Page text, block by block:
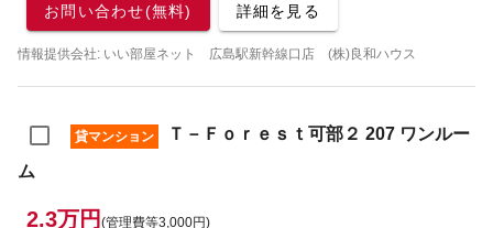
お問い合わせ(無料) 詳細を見る
情報提供会社: いい部屋ネット 広島駅新幹線口店 (株)良和ハウス
貸マンション
Ｔ－Ｆｏｒｅｓｔ可部２ 207 ワンルー
ム
2.3万円 (管理費等3,000円)